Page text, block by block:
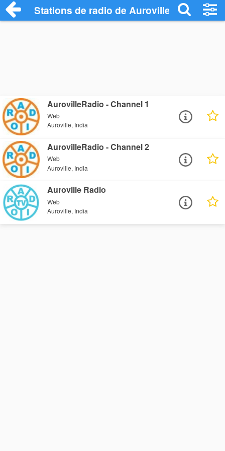
Stations de radio de Auroville
AurovilleRadio - Channel 1
Web
Auroville, India
AurovilleRadio - Channel 2
Web
Auroville, India
Auroville Radio
Web
Auroville, India